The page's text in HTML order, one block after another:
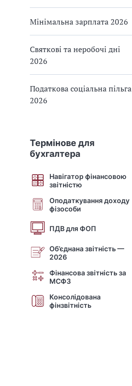
Мінімальна зарплата 2026
Святкові та неробочі дні
2026
Податкова соціальна пільга
2026
Термінове для
бухгалтера
Навігатор фінансовою
звітністю
Оподаткування доходу
фізособи
ПДВ для ФОП
Об’єднана звітність —
2026
Фінансова звітність за
МСФЗ
Консолідована
фінзвітність